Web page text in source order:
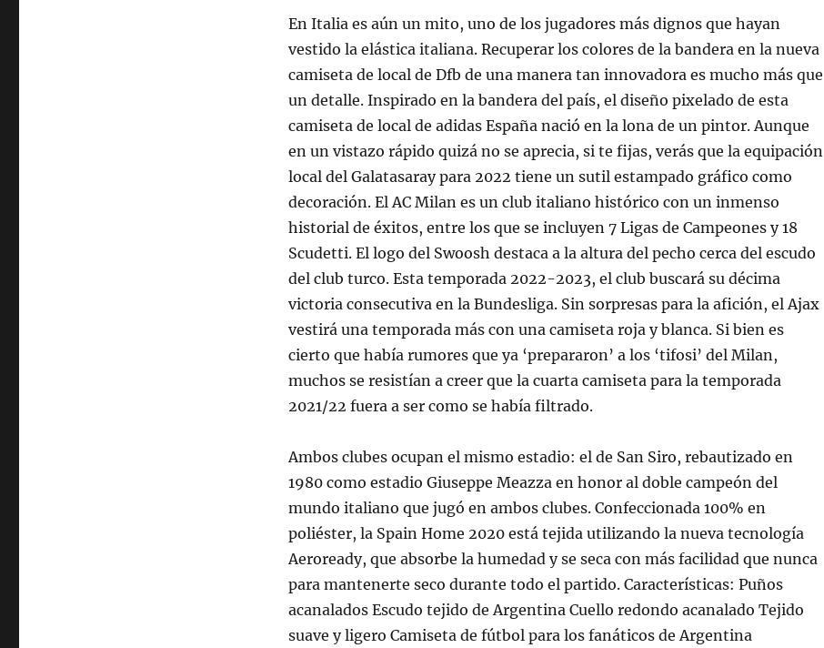
En Italia es aún un mito, uno de los jugadores más dignos que hayan
vestido la elástica italiana. Recuperar los colores de la bandera en la nueva
camiseta de local de Dfb de una manera tan innovadora es mucho más que
un detalle. Inspirado en la bandera del país, el diseño pixelado de esta
camiseta de local de adidas España nació en la lona de un pintor. Aunque
en un vistazo rápido quizá no se aprecia, si te fijas, verás que la equipación
local del Galatasaray para 2022 tiene un sutil estampado gráfico como
decoración. El AC Milan es un club italiano histórico con un inmenso
historial de éxitos, entre los que se incluyen 7 Ligas de Campeones y 18
Scudetti. El logo del Swoosh destaca a la altura del pecho cerca del escudo
del club turco. Esta temporada 2022-2023, el club buscará su décima
victoria consecutiva en la Bundesliga. Sin sorpresas para la afición, el Ajax
vestirá una temporada más con una camiseta roja y blanca. Si bien es
cierto que había rumores que ya ‘prepararon’ a los ‘tifosi’ del Milan,
muchos se resistían a creer que la cuarta camiseta para la temporada
2021/22 fuera a ser como se había filtrado.
Ambos clubes ocupan el mismo estadio: el de San Siro, rebautizado en
1980 como estadio Giuseppe Meazza en honor al doble campeón del
mundo italiano que jugó en ambos clubes. Confeccionada 100% en
poliéster, la Spain Home 2020 está tejida utilizando la nueva tecnología
Aeroready, que absorbe la humedad y se seca con más facilidad que nunca
para mantenerte seco durante todo el partido. Características: Puños
acanalados Escudo tejido de Argentina Cuello redondo acanalado Tejido
suave y ligero Camiseta de fútbol para los fanáticos de Argentina